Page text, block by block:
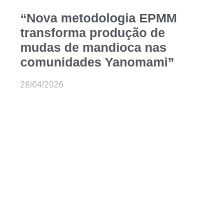
“Nova metodologia EPMM
transforma produção de
mudas de mandioca nas
comunidades Yanomami”
28/04/2026